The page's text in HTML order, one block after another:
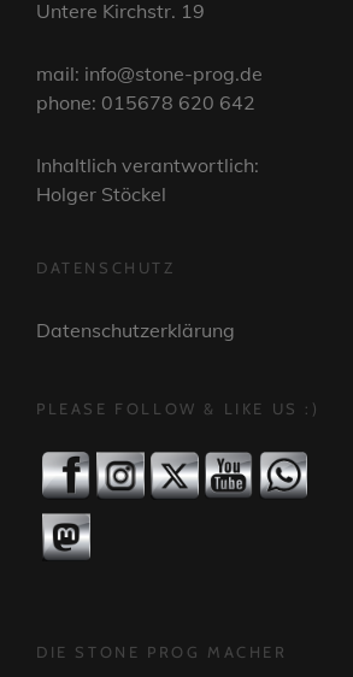
Untere Kirchstr. 19
mail: info@stone-prog.de
phone: 015678 620 642
Inhaltlich verantwortlich:
Holger Stöckel
DATENSCHUTZ
Datenschutzerklärung
PLEASE FOLLOW & LIKE US :)
DIE STONE PROG MACHER